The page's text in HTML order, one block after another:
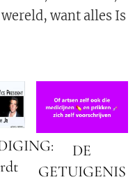
want alles Is
DE
GETUIGENIS